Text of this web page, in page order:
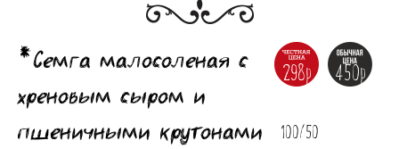
450р
298р
*Семга малосоленая с
хреновым сыром и
пшеничными крутонами
100/50